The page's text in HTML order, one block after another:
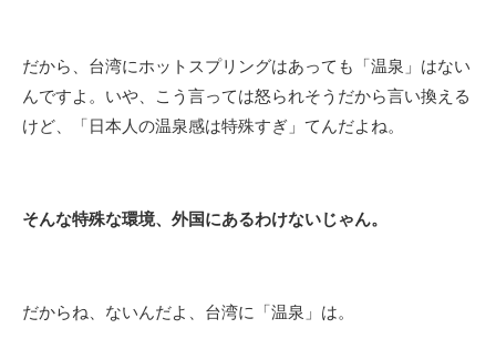
だから、台湾にホットスプリングはあっても「温泉」はない
んですよ。いや、こう言っては怒られそうだから言い換える
けど、「日本人の温泉感は特殊すぎ」てんだよね。
そんな特殊な環境、外国にあるわけないじゃん。
だからね、ないんだよ、台湾に「温泉」は。